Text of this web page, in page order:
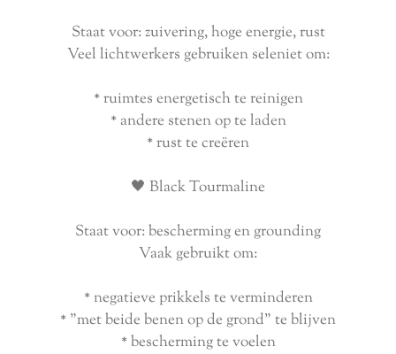
Staat voor: zuivering, hoge energie, rust
Veel lichtwerkers gebruiken seleniet om:
* ruimtes energetisch te reinigen
* andere stenen op te laden
* rust te creëren
🖤 Black Tourmaline
Staat voor: bescherming en grounding
Vaak gebruikt om:
* negatieve prikkels te verminderen
* "met beide benen op de grond" te blijven
* bescherming te voelen